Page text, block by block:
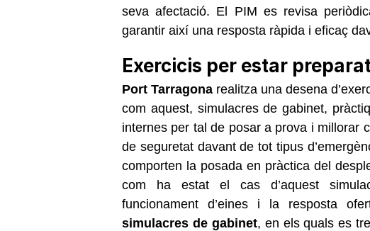
seva afectació. El PIM es revisa
garantir així una resposta ràpida i eficaç
Exercicis per estar
Port Tarragona realitza una desena
com aquest, simulacres de gabinet,
internes per tal de posar a prova i millorar
de seguretat davant de tot tipus
comporten la posada en pràctica del
com ha estat el cas d’aquest
funcionament d’eines i la resposta
simulacres de gabinet, en els quals es